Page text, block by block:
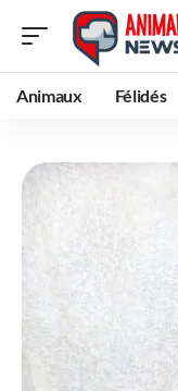
Animaux Félidés